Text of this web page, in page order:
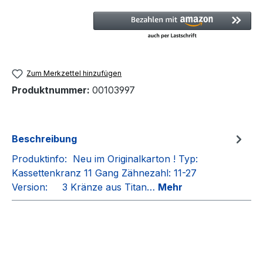
Zum Merkzettel hinzufügen
Produktnummer: 00103997
Beschreibung
Produktinfo: Neu im Originalkarton ! Typ:
Kassettenkranz 11 Gang Zähnezahl: 11-27
Version: 3 Kränze aus Titan… Mehr